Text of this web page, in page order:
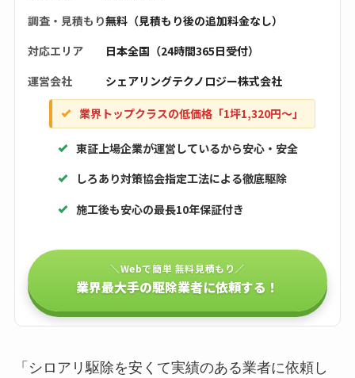
調査・見積もり無料（見積もり後の追加料金なし）
対応エリア
日本全国（24時間365日受付）
運営会社
シェアリングテクノロジー株式会社
業界トップクラスの低価格「1坪1,320円〜」
東証上場企業が運営しているから安心・安全
しろあり対策協会指定工法による徹底駆除
施工後も安心の最長10年保証付き
＼Webで簡単 無料見積もり／
業界最大手の駆除業者に依頼する！
「シロアリ駆除を安くて実績のある業者に依頼し